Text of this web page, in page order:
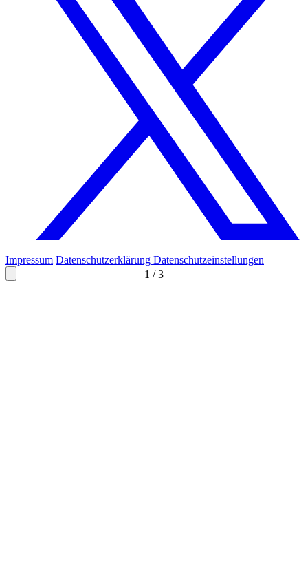
1 /3
Impressum Datenschutzerklärung Datenschutzeinstellungen